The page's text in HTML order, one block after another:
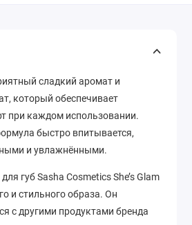
сладкий аромат и
который обеспечивает
при каждом использовании.
быстро впитывается,
и увлажнёнными.
губ Sasha Cosmetics She’s Glam
и стильного образа. Он
с другими продуктами бренда